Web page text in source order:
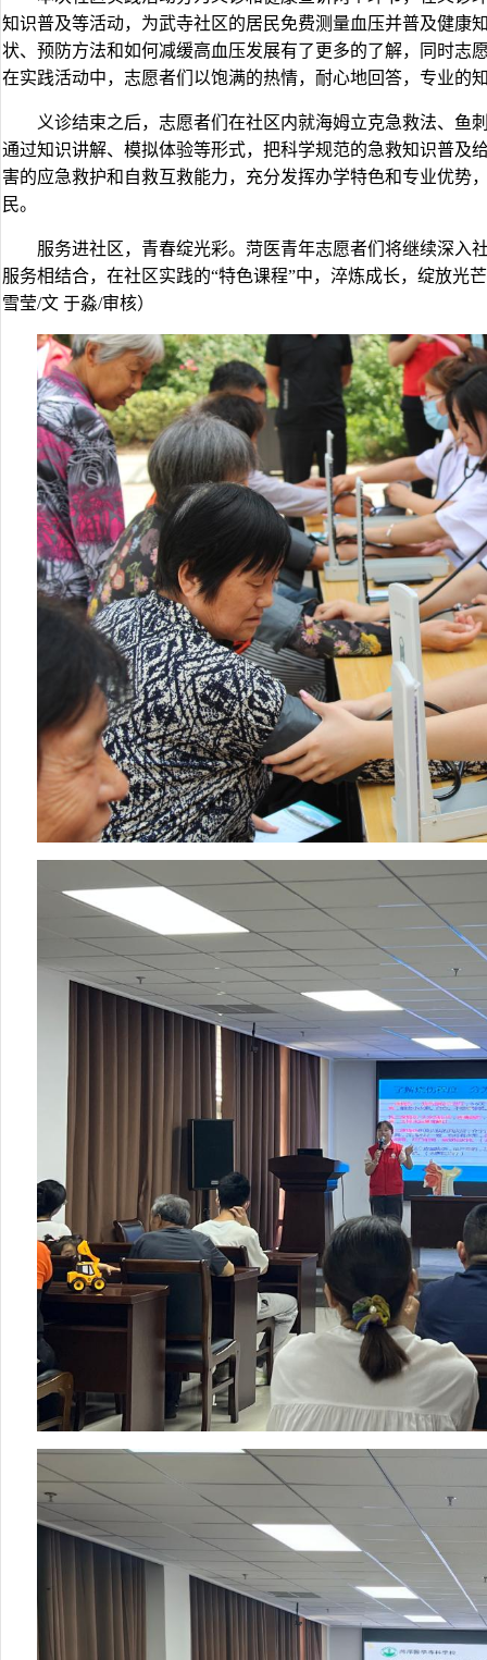
知识普及等活动，为武寺社区的居民免费测量血压并普及健康
状、预防方法和如何减缓高血压发展有了更多的了解，同时志
在实践活动中，志愿者们以饱满的热情，耐心地回答，专业的
义诊结束之后，志愿者们在社区内就海姆立克急救法、鱼
通过知识讲解、模拟体验等形式，把科学规范的急救知识普及
害的应急救护和自救互救能力，充分发挥办学特色和专业优势
民。
服务进社区，青春绽光彩。菏医青年志愿者们将继续深入
服务相结合，在社区实践的“特色课程”中，淬炼成长，绽放光
雪莹/文 于淼/审核）